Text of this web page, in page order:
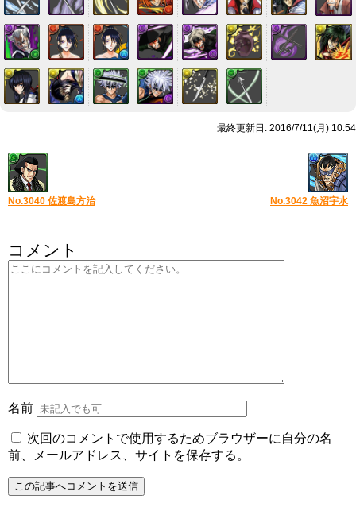
最終更新日: 2016/7/11(月) 10:54
No.3040 佐渡島方治 No.3042 魚沼宇水
コメント
名前
次回のコメントで使用するためブラウザーに自分の名
前、メールアドレス、サイトを保存する。